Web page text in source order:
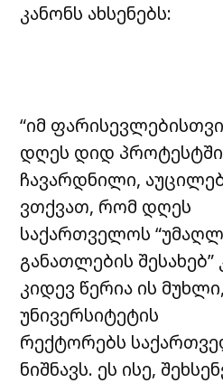
კანონს ახსენებს:
“იმ
დღეს დიდ პროტესტში
ჩავარდნილი,
ვთქვათ, რომ დღეს
საქართველოს
განათლების შესახებ”
კიდევ წერია ის
უნივერსიტეტის
რექტორებს
ნიშნავს. ეს ისე,